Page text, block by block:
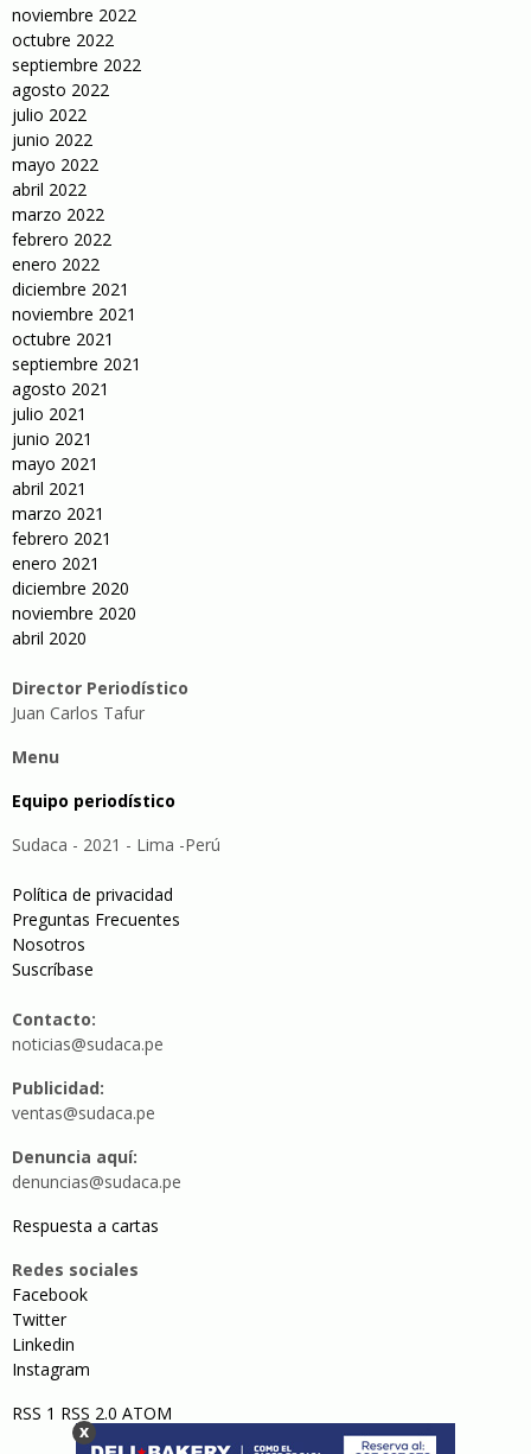
noviembre 2022
octubre 2022
septiembre 2022
agosto 2022
julio 2022
junio 2022
mayo 2022
abril 2022
marzo 2022
febrero 2022
enero 2022
diciembre 2021
noviembre 2021
octubre 2021
septiembre 2021
agosto 2021
julio 2021
junio 2021
mayo 2021
abril 2021
marzo 2021
febrero 2021
enero 2021
diciembre 2020
noviembre 2020
abril 2020
Director Periodístico
Juan Carlos Tafur
Menu
Equipo periodístico
Sudaca - 2021 - Lima -Perú
Política de privacidad
Preguntas Frecuentes
Nosotros
Suscríbase
Contacto:
noticias@sudaca.pe
Publicidad:
ventas@sudaca.pe
Denuncia aquí:
denuncias@sudaca.pe
Respuesta a cartas
Redes sociales
Facebook
Twitter
Linkedin
Instagram
RSS 1 RSS 2.0 ATOM
x